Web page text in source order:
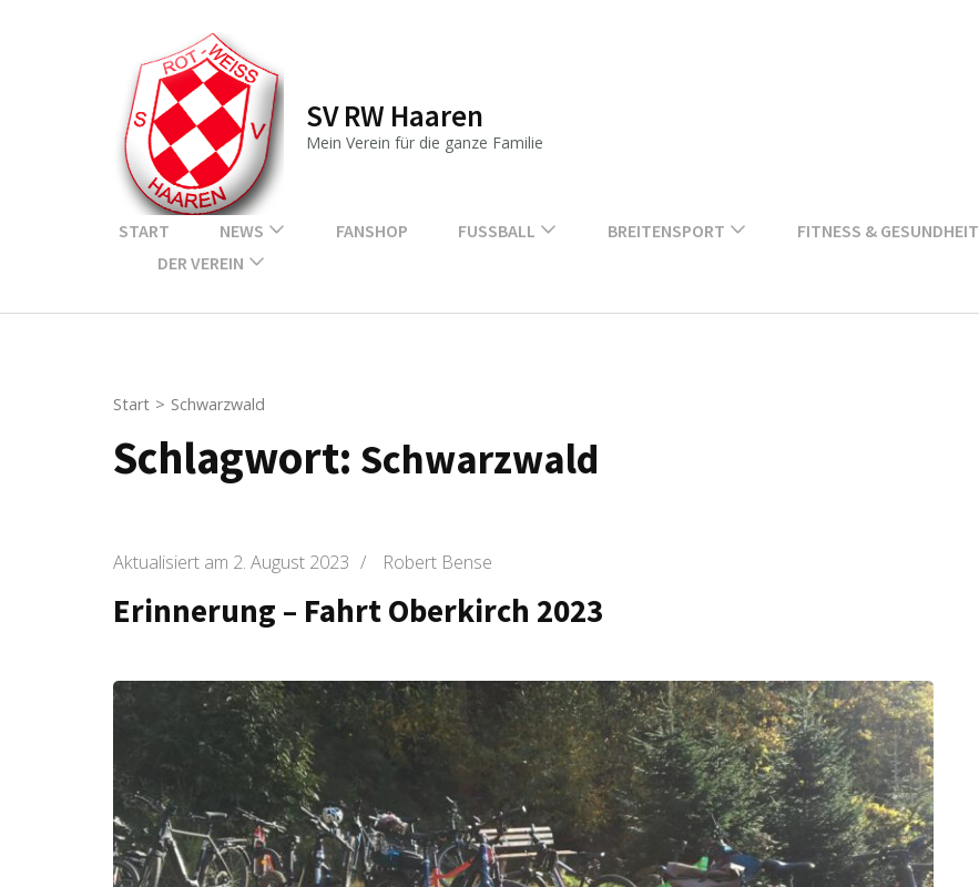
SV RW Haaren
Mein Verein für die ganze Familie
START NEWS FANSHOP FUSSBALL BREITENSPORT FITNESS & GESUNDHEIT
DER VEREIN
Start > Schwarzwald
Schlagwort: Schwarzwald
Aktualisiert am 2. August 2023 / Robert Bense
Erinnerung – Fahrt Oberkirch 2023